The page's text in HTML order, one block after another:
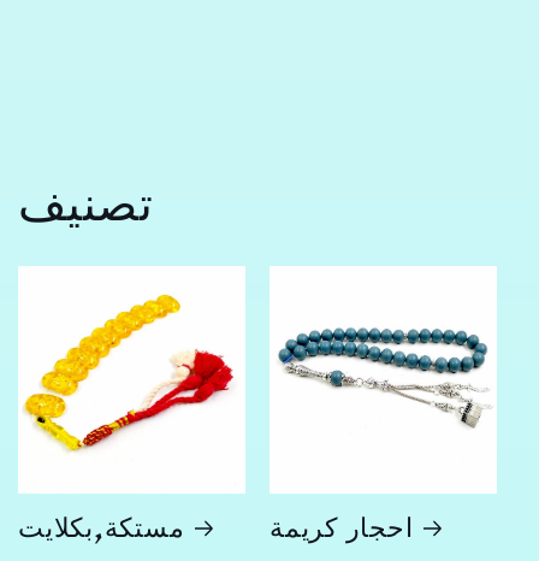
تصنيف
مستكة,بكلايت احجار كريمة